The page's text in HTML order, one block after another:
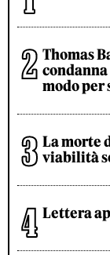
Thomas
condanna
modo per
La morte
viabilità
Lettera